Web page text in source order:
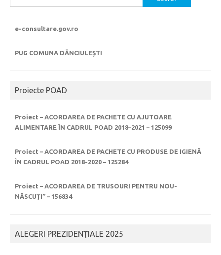
for:
e-consultare.gov.ro
PUG COMUNA DĂNCIULEȘTI
Proiecte POAD
Proiect – ACORDAREA DE PACHETE CU AJUTOARE
ALIMENTARE ÎN CADRUL POAD 2018–2021 – 125099
Proiect – ACORDAREA DE PACHETE CU PRODUSE DE IGIENĂ
ÎN CADRUL POAD 2018-2020 – 125284
Proiect – ACORDAREA DE TRUSOURI PENTRU NOU-
NĂSCUȚI” – 156834
ALEGERI PREZIDENŢIALE 2025